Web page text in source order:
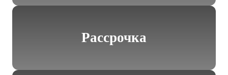
Рассрочка